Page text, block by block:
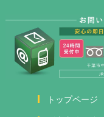
トップページ